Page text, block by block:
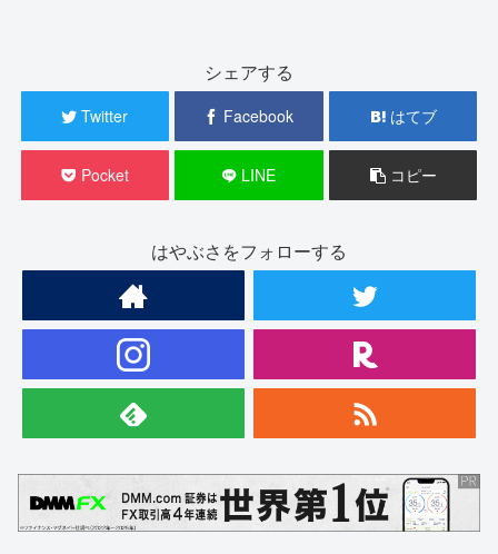
シェアする
Twitter Facebook はてブ
Pocket LINE コピー
はやぶさをフォローする